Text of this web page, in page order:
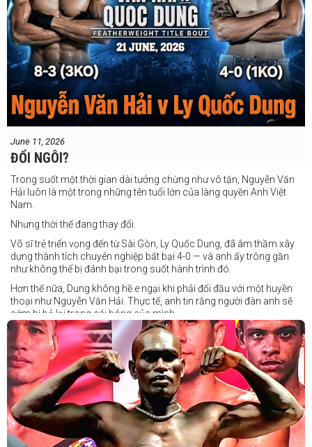
June 11, 2026
ĐỔI NGÔI?
Trong suốt một thời gian dài tưởng chừng như vô tận, Nguyễn Văn
Hải luôn là một trong những tên tuổi lớn của làng quyền Anh Việt
Nam.
Nhưng thời thế đang thay đổi.
Võ sĩ trẻ triển vọng đến từ Sài Gòn, Ly Quốc Dung, đã âm thầm xây
dựng thành tích chuyên nghiệp bất bại 4-0 — và anh ấy trông gần
như không thể bị đánh bại trong suốt hành trình đó.
Hơn thế nữa, Dung không hề e ngại khi phải đối đầu với một huyền
thoại như Nguyễn Văn Hải. Thực tế, anh tin rằng người đàn anh sẽ
sớm bị bỏ lại trong cái bóng của mình.
Dung nói rằng anh quá nhanh, quá khó nắm bắt, và đơn giản là quá
điển trai đối với “Hanoi Hitman”.
Và biết đâu anh ấy đúng.
Chúng ta sẽ có câu trả lời vào Chủ Nhật, ngày 21 tháng 6